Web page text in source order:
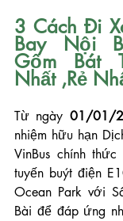
3 Cách Đi
Bay Nội
Gốm Bát
Nhất ,Rẻ
Từ ngày 01/01/
nhiệm hữu hạn
VinBus chính
tuyến buýt điện
Ocean Park với
Bài để đáp ứng